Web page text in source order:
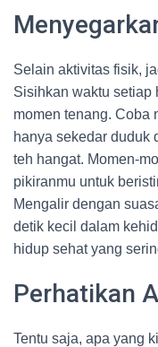
Selain aktivitas fisik,
Sisihkan waktu setiap
momen tenang. Coba
hanya sekedar duduk
teh hangat. Momen-
pikiranmu untuk
Mengalir dengan
detik kecil dalam
hidup sehat yang
Perhatikan
Tentu saja, apa yang